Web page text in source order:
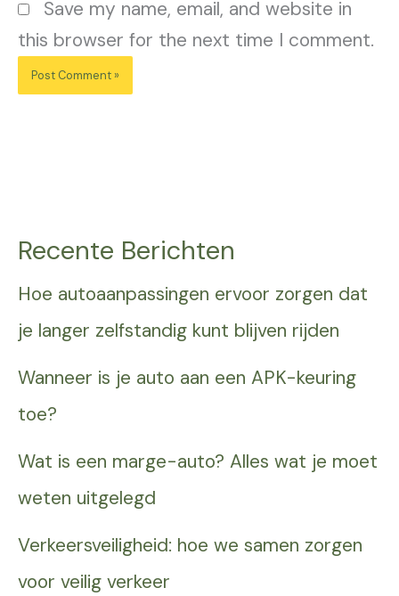
Save my name, email, and website in
this browser for the next time I comment.
Recente Berichten
Hoe autoaanpassingen ervoor zorgen dat
je langer zelfstandig kunt blijven rijden
Wanneer is je auto aan een APK-keuring
toe?
Wat is een marge-auto? Alles wat je moet
weten uitgelegd
Verkeersveiligheid: hoe we samen zorgen
voor veilig verkeer